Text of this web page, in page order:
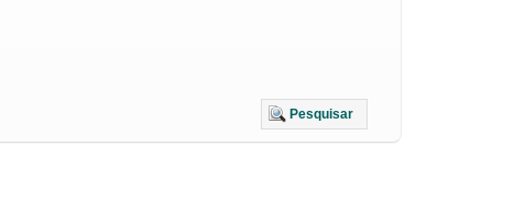
Pesquisar